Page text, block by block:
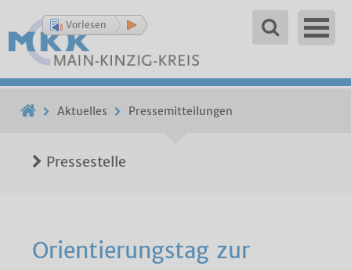
Vorlesen
Aktuelles Pressemitteilungen
Pressestelle
Orientierungstag zur